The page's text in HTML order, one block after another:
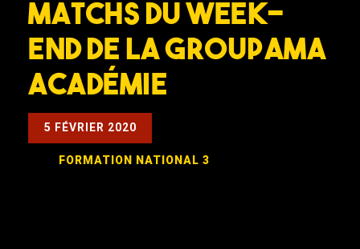
Matchs du week-
end de la Groupama
Académie
5 FÉVRIER 2020
FORMATION NATIONAL 3